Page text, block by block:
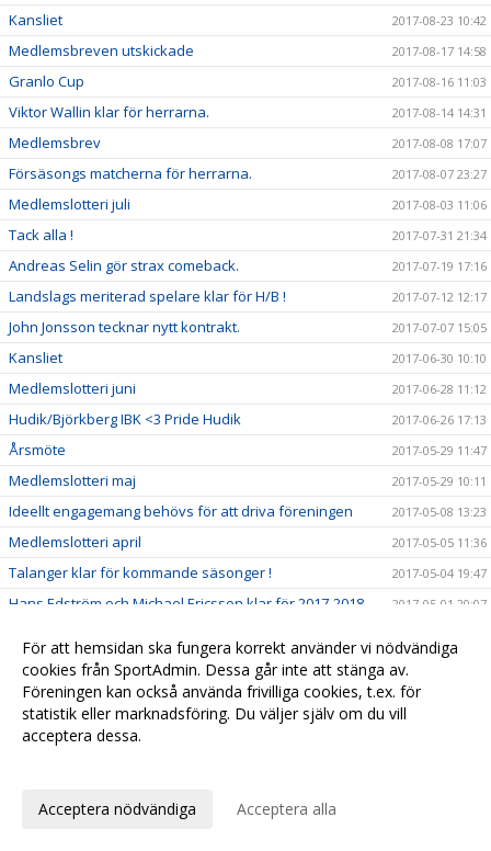
Kansliet 2017-08-23 10:42
Medlemsbreven utskickade 2017-08-17 14:58
Granlo Cup 2017-08-16 11:03
Viktor Wallin klar för herrarna. 2017-08-14 14:31
Medlemsbrev 2017-08-08 17:07
Försäsongs matcherna för herrarna. 2017-08-07 23:27
Medlemslotteri juli 2017-08-03 11:06
Tack alla ! 2017-07-31 21:34
Andreas Selin gör strax comeback. 2017-07-19 17:16
Landslags meriterad spelare klar för H/B ! 2017-07-12 12:17
John Jonsson tecknar nytt kontrakt. 2017-07-07 15:05
Kansliet 2017-06-30 10:10
Medlemslotteri juni 2017-06-28 11:12
Hudik/Björkberg IBK <3 Pride Hudik 2017-06-26 17:13
Årsmöte 2017-05-29 11:47
Medlemslotteri maj 2017-05-29 10:11
Ideellt engagemang behövs för att driva föreningen 2017-05-08 13:23
Medlemslotteri april 2017-05-05 11:36
Talanger klar för kommande säsonger ! 2017-05-04 19:47
Hans Edström och Michael Ericsson klar för 2017-2018 2017-05-01 20:07
Play for charity (PFC) 2017-04-19 10:43
SSL målvakten Simon Bergström klar för H/B! 2017-04-16 11:25
SM-resan till Globen 22 april är nu fullbokad!
Play for Charity
För att hemsidan ska fungera korrekt använder vi nödvändiga
cookies från SportAdmin. Dessa går inte att stänga av.
Föreningen kan också använda frivilliga cookies, t.ex. för
statistik eller marknadsföring. Du väljer själv om du vill
acceptera dessa.
Acceptera nödvändiga Acceptera alla